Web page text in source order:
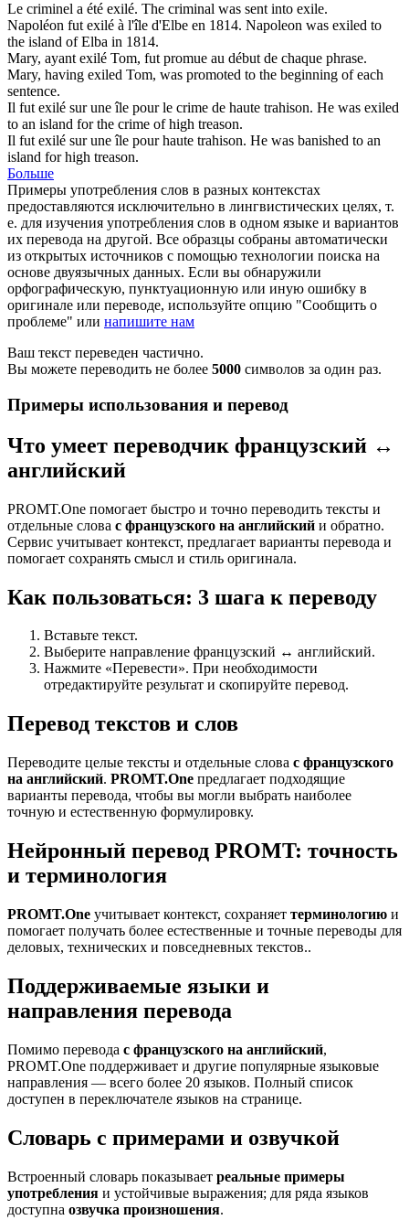
Le criminel a été exilé. The criminal was sent into exile.
Napoléon fut exilé à l'île d'Elbe en 1814. Napoleon was exiled to
the island of Elba in 1814.
Mary, ayant exilé Tom, fut promue au début de chaque phrase.
Mary, having exiled Tom, was promoted to the beginning of each
sentence.
Il fut exilé sur une île pour le crime de haute trahison. He was exiled
to an island for the crime of high treason.
Il fut exilé sur une île pour haute trahison. He was banished to an
island for high treason.
Больше
Примеры употребления слов в разных контекстах
предоставляются исключительно в лингвистических целях, т.
е. для изучения употребления слов в одном языке и вариантов
их перевода на другой. Все образцы собраны автоматически
из открытых источников с помощью технологии поиска на
основе двуязычных данных. Если вы обнаружили
орфографическую, пунктуационную или иную ошибку в
оригинале или переводе, используйте опцию "Сообщить о
проблеме" или напишите нам
Ваш текст переведен частично.
Вы можете переводить не более 5000 символов за один раз.
Примеры использования и перевод
Что умеет переводчик французский ↔
английский
PROMT.One помогает быстро и точно переводить тексты и
отдельные слова с французского на английский и обратно.
Сервис учитывает контекст, предлагает варианты перевода и
помогает сохранять смысл и стиль оригинала.
Как пользоваться: 3 шага к переводу
Вставьте текст.
Выберите направление французский ↔ английский.
Нажмите «Перевести». При необходимости
отредактируйте результат и скопируйте перевод.
Перевод текстов и слов
Переводите целые тексты и отдельные слова с французского
на английский. PROMT.One предлагает подходящие
варианты перевода, чтобы вы могли выбрать наиболее
точную и естественную формулировку.
Нейронный перевод PROMT: точность
и терминология
PROMT.One учитывает контекст, сохраняет терминологию и
помогает получать более естественные и точные переводы для
деловых, технических и повседневных текстов..
Поддерживаемые языки и
направления перевода
Помимо перевода с французского на английский,
PROMT.One поддерживает и другие популярные языковые
направления — всего более 20 языков. Полный список
доступен в переключателе языков на странице.
Словарь с примерами и озвучкой
Встроенный словарь показывает реальные примеры
употребления и устойчивые выражения; для ряда языков
доступна озвучка произношения.